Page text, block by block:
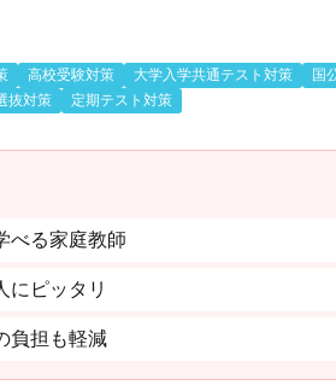
高校受験対策 大学入学共通テスト対策
国
抜対策 定期テスト対策
べる家庭教師
にピッタリ
負担も軽減